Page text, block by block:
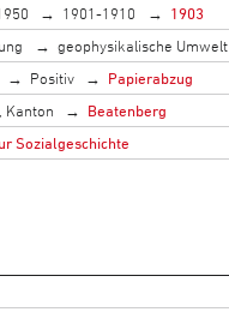
1901-1910
1903
geophysikalische Umwelt
Positiv
Papierabzug
Kanton
Beatenberg
Sozialgeschichte